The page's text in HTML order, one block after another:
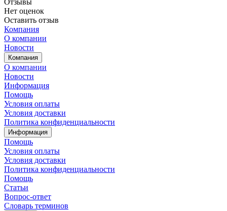
Отзывы
Нет оценок
Оставить отзыв
Компания
О компании
Новости
Компания
О компании
Новости
Информация
Помощь
Условия оплаты
Условия доставки
Политика конфиденциальности
Информация
Помощь
Условия оплаты
Условия доставки
Политика конфиденциальности
Помощь
Статьи
Вопрос-ответ
Словарь терминов